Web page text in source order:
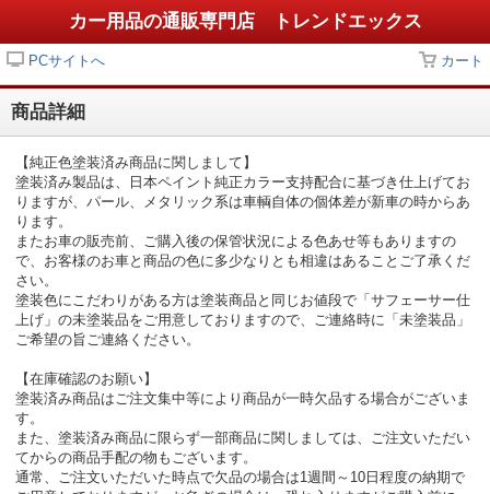
カー用品の通販専門店 トレンドエックス
PCサイトへ カート
商品詳細
【純正色塗装済み商品に関しまして】
塗装済み製品は、日本ペイント純正カラー支持配合に基づき仕上げてお
りますが、パール、メタリック系は車輌自体の個体差が新車の時からあ
ります。
またお車の販売前、ご購入後の保管状況による色あせ等もありますの
で、お客様のお車と商品の色に多少なりとも相違はあることご了承くだ
さい。
塗装色にこだわりがある方は塗装商品と同じお値段で「サフェーサー仕
上げ」の未塗装品をご用意しておりますので、ご連絡時に「未塗装品」
ご希望の旨ご連絡ください。
【在庫確認のお願い】
塗装済み商品はご注文集中等により商品が一時欠品する場合がございま
す。
また、塗装済み商品に限らず一部商品に関しましては、ご注文いただい
てからの商品手配の物もございます。
通常、ご注文いただいた時点で欠品の場合は1週間～10日程度の納期で